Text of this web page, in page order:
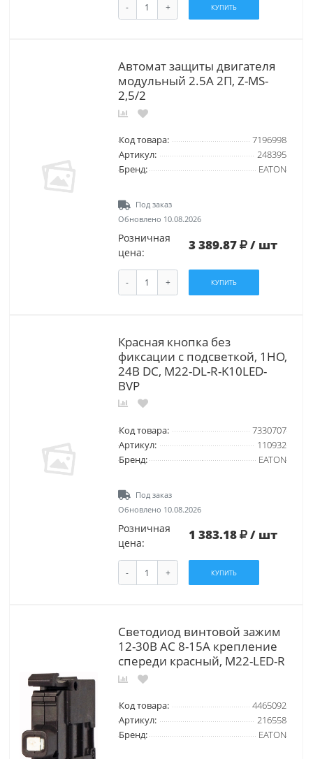
- + КУПИТЬ
Автомат защиты двигателя
модульный 2.5А 2П, Z-MS-
2,5/2
Код товара:
7196998
Артикул:
248395
Бренд:
EATON
Под заказ
Обновлено 10.08.2026
Розничная
цена:
3 389.87 / шт
- + КУПИТЬ
Красная кнопка без
фиксации с подсветкой, 1НО,
24В DC, M22-DL-R-K10LED-
BVP
Код товара:
7330707
Артикул:
110932
Бренд:
EATON
Под заказ
Обновлено 10.08.2026
Розничная
цена:
1 383.18 / шт
- + КУПИТЬ
Светодиод винтовой зажим
12-30В АС 8-15А крепление
спереди красный, M22-LED-R
Код товара:
4465092
Артикул:
216558
Бренд:
EATON